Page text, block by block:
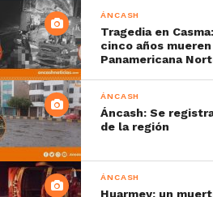
ÁNCASH
Tragedia en
cinco años
Panamericana
ÁNCASH
Áncash: Se
de la región
ÁNCASH
Huarmey: un